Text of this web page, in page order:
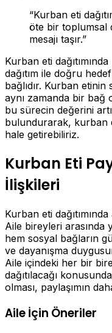
“Kurban eti
öte bir toplumsal
mesajı taşır.”
Kurban eti
dağıtım ile doğru
bağlıdır. Kurban etinin
aynı zamanda bir bağ
bu sürecin değerini
bulundurarak, kurban
hale getirebiliriz.
Kurban Eti
İlişkileri
Kurban eti
Aile bireyleri arasında
hem sosyal bağların
ve dayanışma
Aile içindeki her bir
dağıtılacağı
olması, paylaşımın
Aile İçin Öneriler